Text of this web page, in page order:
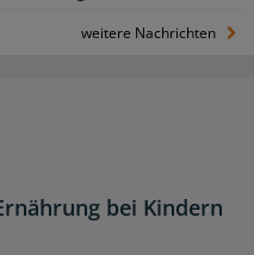
weitere Nachrichten
bei Kindern